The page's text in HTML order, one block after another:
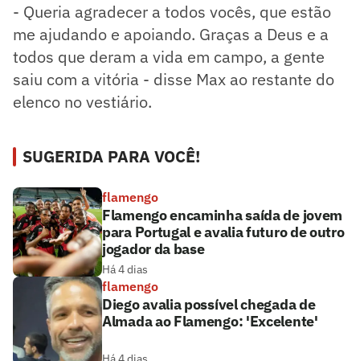
- Queria agradecer a todos vocês, que estão
me ajudando e apoiando. Graças a Deus e a
todos que deram a vida em campo, a gente
saiu com a vitória - disse Max ao restante do
elenco no vestiário.
SUGERIDA PARA VOCÊ!
flamengo
Flamengo encaminha saída de jovem
para Portugal e avalia futuro de outro
jogador da base
Há 4 dias
flamengo
Diego avalia possível chegada de
Almada ao Flamengo: 'Excelente'